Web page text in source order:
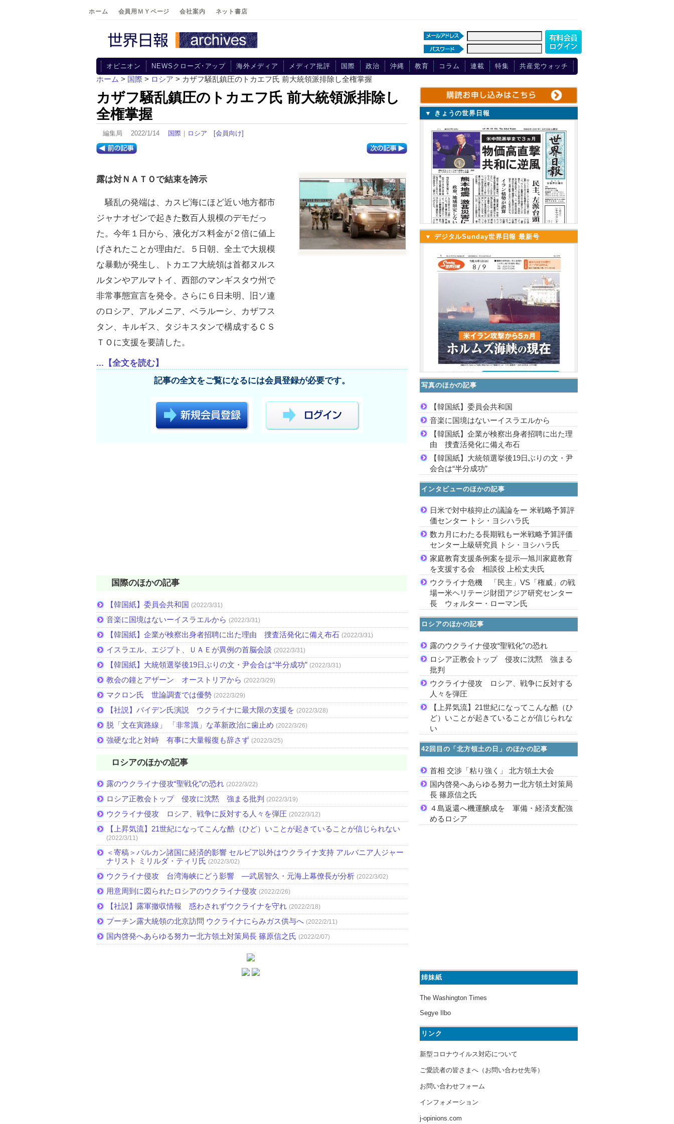
ホーム 会員用ＭＹページ 会社案内 ネット書店
オピニオン NEWSクローズ･アップ 海外メディア メディア批評 国際 政治 沖縄 教育 コラム 連載 特集 共産党ウォッチ
ホーム > 国際 > ロシア > カザフ騒乱鎮圧のトカエフ氏 前大統領派排除し全権掌握
カザフ騒乱鎮圧のトカエフ氏 前大統領派排除し
全権掌握
編集局 2022/1/14 国際 ｜ ロシア [会員向け]
露は対ＮＡＴＯで結束を誇示
騒乱の発端は、カスピ海にほど近い地方都市
ジャナオゼンで起きた数百人規模のデモだっ
た。今年１日から、液化ガス料金が２倍に値上
げされたことが理由だ。５日朝、全土で大規模
な暴動が発生し、トカエフ大統領は首都ヌルス
ルタンやアルマトイ、西部のマンギスタウ州で
非常事態宣言を発令。さらに６日未明、旧ソ連
のロシア、アルメニア、ベラルーシ、カザフス
タン、キルギス、タジキスタンで構成するＣＳ
ＴＯに支援を要請した。
...【全文を読む】
記事の全文をご覧になるには会員登録が必要です。
国際のほかの記事
【韓国紙】委員会共和国 (2022/3/31)
音楽に国境はないーイスラエルから (2022/3/31)
【韓国紙】企業が検察出身者招聘に出た理由 捜査活発化に備え布石 (2022/3/31)
イスラエル、エジプト、ＵＡＥが異例の首脳会談 (2022/3/31)
【韓国紙】大統領選挙後19日ぶりの文・尹会合は“半分成功” (2022/3/31)
教会の鐘とアザーン オーストリアから (2022/3/29)
マクロン氏 世論調査では優勢 (2022/3/29)
【社説】バイデン氏演説 ウクライナに最大限の支援を (2022/3/28)
脱「文在寅路線」 「非常識」な革新政治に歯止め (2022/3/26)
強硬な北と対峙 有事に大量報復も辞さず (2022/3/25)
ロシアのほかの記事
露のウクライナ侵攻“聖戦化”の恐れ (2022/3/22)
ロシア正教会トップ 侵攻に沈黙 強まる批判 (2022/3/19)
ウクライナ侵攻 ロシア、戦争に反対する人々を弾圧 (2022/3/12)
【上昇気流】21世紀になってこんな酷（ひど）いことが起きていることが信じられない
(2022/3/11)
＜寄稿＞バルカン諸国に経済的影響 セルビア以外はウクライナ支持 アルバニア人ジャー
ナリスト ミリルダ・ティリ氏 (2022/3/02)
ウクライナ侵攻 台湾海峡にどう影響 ―武居智久・元海上幕僚長が分析 (2022/3/02)
用意周到に図られたロシアのウクライナ侵攻 (2022/2/26)
【社説】露軍撤収情報 惑わされずウクライナを守れ (2022/2/18)
プーチン露大統領の北京訪問 ウクライナにらみガス供与へ (2022/2/11)
国内啓発へあらゆる努力ー北方領土対策局長 篠原信之氏 (2022/2/07)
▼ きょうの世界日報
▼ デジタルSunday世界日報 最新号
写真のほかの記事
【韓国紙】委員会共和国
音楽に国境はないーイスラエルから
【韓国紙】企業が検察出身者招聘に出た理
由 捜査活発化に備え布石
【韓国紙】大統領選挙後19日ぶりの文・尹
会合は“半分成功”
インタビューのほかの記事
日米で対中核抑止の議論をー 米戦略予算評
価センター トシ・ヨシハラ氏
数カ月にわたる長期戦もー米戦略予算評価
センター上級研究員 トシ・ヨシハラ氏
家庭教育支援条例案を提示―旭川家庭教育
を支援する会 相談役 上松丈夫氏
ウクライナ危機 「民主」VS「権威」の戦
場ー米ヘリテージ財団アジア研究センター
長 ウォルター・ローマン氏
ロシアのほかの記事
露のウクライナ侵攻“聖戦化”の恐れ
ロシア正教会トップ 侵攻に沈黙 強まる
批判
ウクライナ侵攻 ロシア、戦争に反対する
人々を弾圧
【上昇気流】21世紀になってこんな酷（ひ
ど）いことが起きていることが信じられな
い
42回目の「北方領土の日」のほかの記事
首相 交渉「粘り強く」 北方領土大会
国内啓発へあらゆる努力ー北方領土対策局
長 篠原信之氏
４島返還へ機運醸成を 軍備・経済支配強
めるロシア
姉妹紙
The Washington Times
Segye Ilbo
リンク
新型コロナウイルス対応について
ご愛読者の皆さまへ（お問い合わせ先等）
お問い合わせフォーム
インフォメーション
j-opinions.com